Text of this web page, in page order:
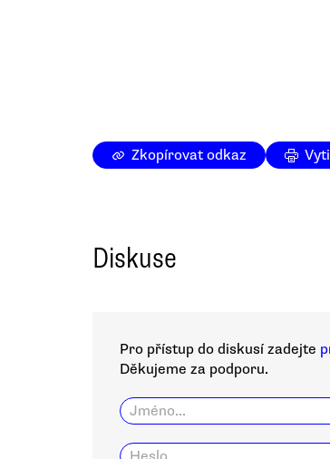
Zkopírovat odkaz
Diskuse
Pro přístup do diskusí zadejte
Děkujeme za podporu.